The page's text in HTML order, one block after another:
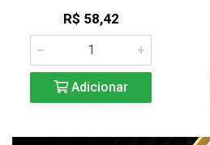
R$ 58,42
Adicionar